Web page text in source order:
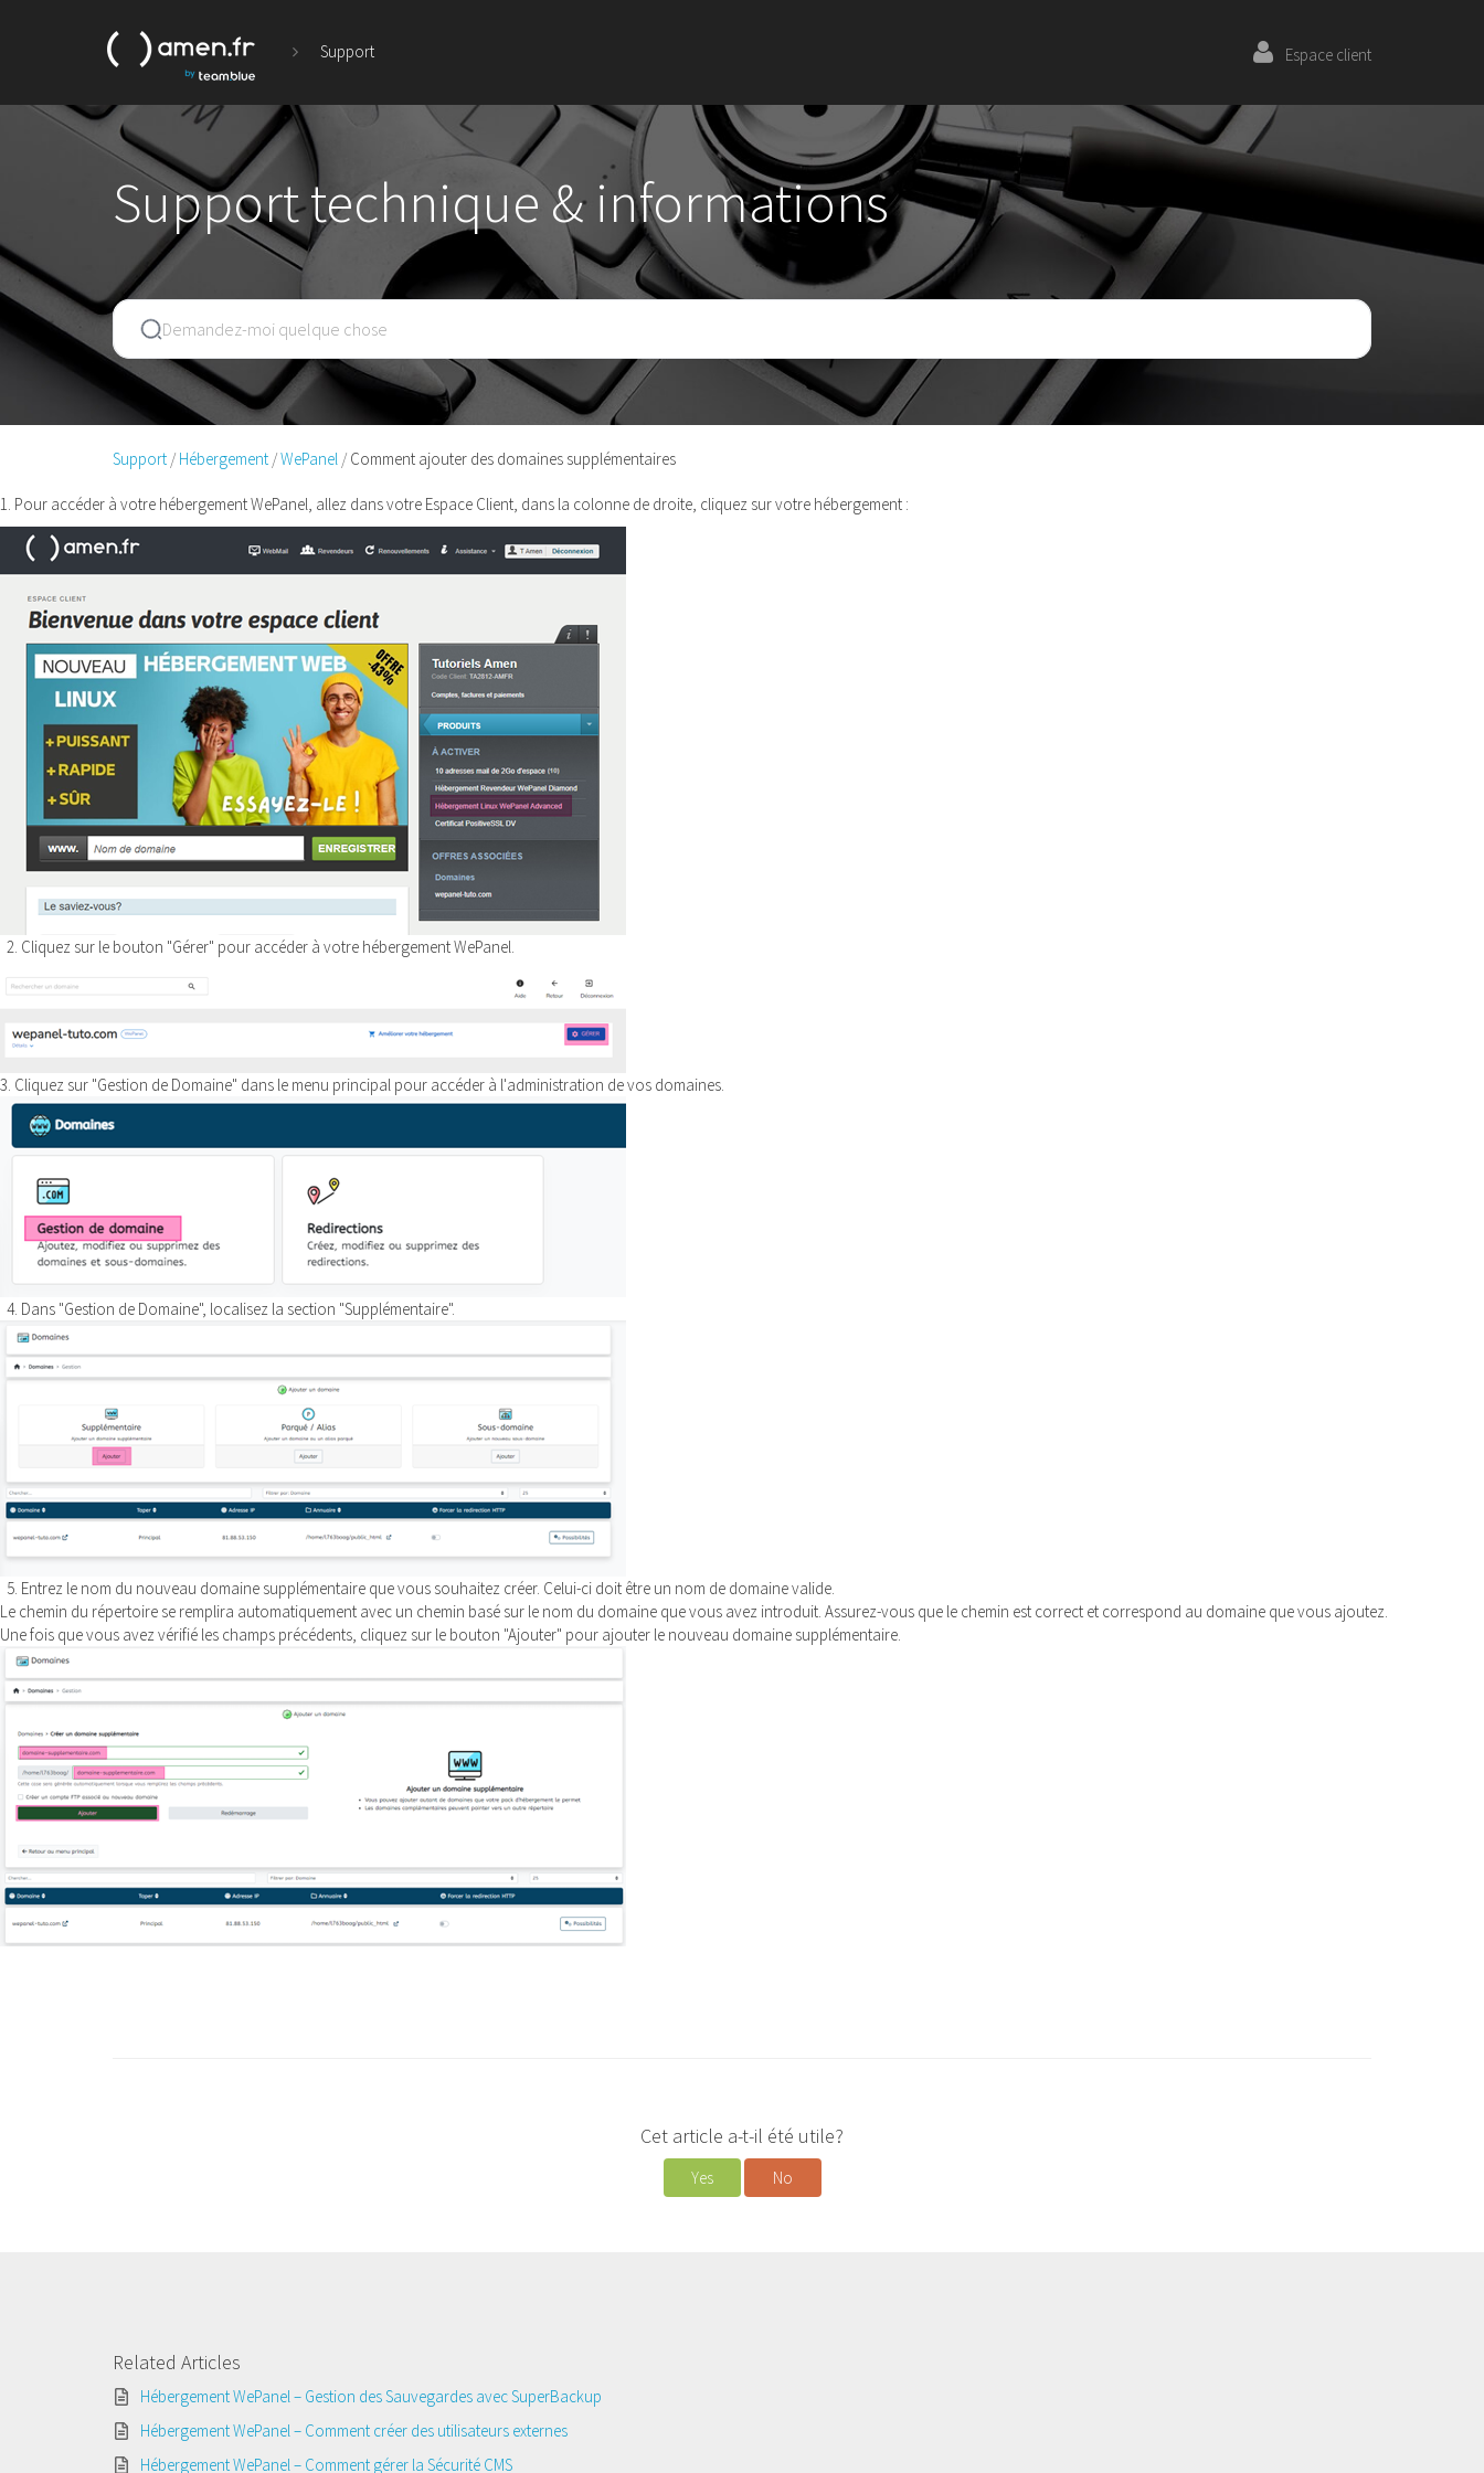
Support Espace client
Support technique & informations
Support Hébergement WePanel Comment ajouter des domaines supplémentaires
1. Pour accéder à votre hébergement WePanel, allez dans votre Espace Client, dans la colonne de droite, cliquez sur votre hébergement :
2. Cliquez sur le bouton "Gérer" pour accéder à votre hébergement WePanel.
3. Cliquez sur "Gestion de Domaine" dans le menu principal pour accéder à l'administration de vos domaines.
4. Dans "Gestion de Domaine", localisez la section "Supplémentaire".
5. Entrez le nom du nouveau domaine supplémentaire que vous souhaitez créer. Celui-ci doit être un nom de domaine valide.
Le chemin du répertoire se remplira automatiquement avec un chemin basé sur le nom du domaine que vous avez introduit. Assurez-vous que le chemin est correct et correspond au domaine que vous ajoutez.
Une fois que vous avez vérifié les champs précédents, cliquez sur le bouton "Ajouter" pour ajouter le nouveau domaine supplémentaire.
Cet article a-t-il été utile?
Yes No
Related Articles
Hébergement WePanel – Gestion des Sauvegardes avec SuperBackup
Hébergement WePanel – Comment créer des utilisateurs externes
Hébergement WePanel – Comment gérer la Sécurité CMS